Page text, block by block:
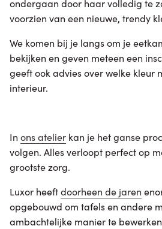
ondergaan door haar volledig te
voorzien van een nieuwe, trendy
We komen bij je langs om je
bekijken en geven meteen een
geeft ook advies over welke kleur
interieur.
In ons atelier kan je het ganse
volgen. Alles verloopt perfect op
grootste zorg.
Luxor heeftdoorheen de jaren
opgebouwd om tafels en andere
ambachtelijke manier te